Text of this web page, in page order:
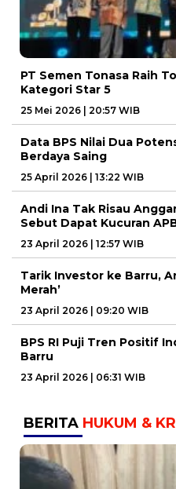
PT Semen Tonasa Raih
Kategori Star 5
25 Mei 2026 | 20:57 WIB
Data BPS Nilai Dua
Berdaya Saing
25 April 2026 | 13:22 WIB
Andi Ina Tak Risau
Sebut Dapat Kucuran
23 April 2026 | 12:57 WIB
Tarik Investor ke Barru,
Merah’
23 April 2026 | 09:20 WIB
BPS RI Puji Tren Positif
Barru
23 April 2026 | 06:31 WIB
BERITA HUKUM &